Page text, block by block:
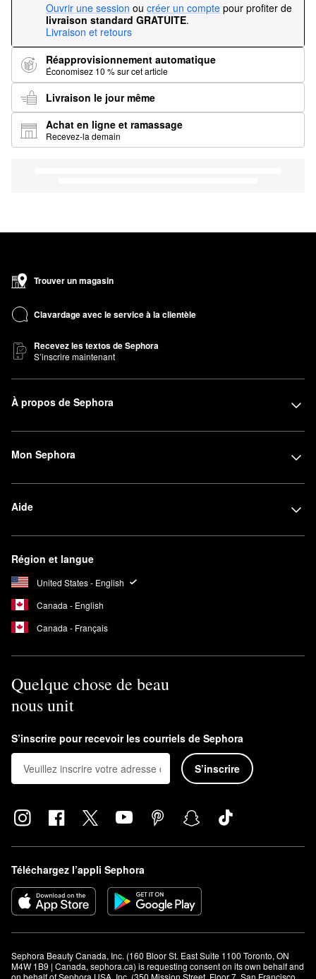
Ouvrir une session ou créer un compte pour profiter de
livraison standard GRATUITE.
Livraison et retours
Réapprovisionnement automatique
Économisez 10 % sur cet article
Livraison le jour même
Achat en ligne et ramassage
Recevez-la demain
Trouver un magasin
Clavardage avec le service à la clientèle
Recevez les textos de Sephora
S’inscrire maintenant
À propos de Sephora
Mon Sephora
Aide
Région et langue
United States - English
Canada - English
Canada - Français
Quelque chose de beau
nous unit
S’inscrire pour recevoir les courriels de Sephora
S’inscrire
Téléchargez l’appli Sephora
Sephora Beauty Canada, Inc. (160 Bloor St. East Suite 1100 Toronto, ON
M4W 1B9 | Canada, sephora.ca) is requesting consent on its own behalf and
on behalf of Sephora USA, Inc. (350 Mission Street, Floor 7, San Francisco,